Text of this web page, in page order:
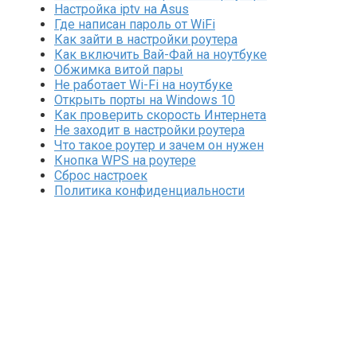
Настройка iptv на Asus
Где написан пароль от WiFi
Как зайти в настройки роутера
Как включить Вай-Фай на ноутбуке
Обжимка витой пары
Не работает Wi-Fi на ноутбуке
Открыть порты на Windows 10
Как проверить скорость Интернета
Не заходит в настройки роутера
Что такое роутер и зачем он нужен
Кнопка WPS на роутере
Сброс настроек
Политика конфиденциальности